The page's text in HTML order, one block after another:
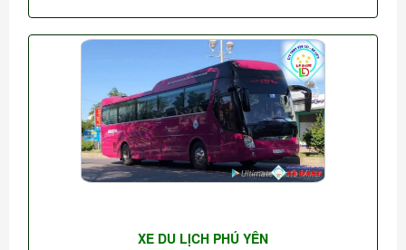
XE DU LỊCH PHÚ YÊN